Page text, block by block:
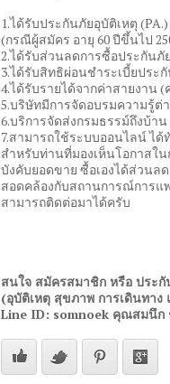
1.ได้รับประกันภัยอุบัติเหตุ
(กรณีผู้สมัคร อายุ 60 ปีขึ้นไป
2.ได้รับส่วนลดการซื้อประกันภั
3.ได้รับสิทธิผ่อนชำระเบี้ยประกั
4.ได้รับรายได้จากค่าสายงาน
5.บริษัทมีการจัดอบรมความรู้ต่
6.บริการจัดส่งกรมธรรม์ถึงบ้า
7.สามารถใช้ระบบออนไลน์ ไ
สำหรับท่านที่มองเห็นโอกาสใ
บังคับยอดขาย ซื้อเองได้ส่วนล
สอดคล้องกับสถานการณ์การแ
สามารถติดต่อมาได้ครับ
สนใจ สมัครสมาชิก หรือ ประ
(อุบัติเหตุ สุขภาพ การเดินทาง
Line ID: somnoek คุณสมนึก